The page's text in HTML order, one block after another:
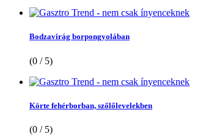
Bodzavirág borpongyolában
(0 / 5)
Körte fehérborban, szőlőlevelekben
(0 / 5)